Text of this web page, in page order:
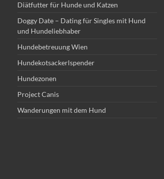
Diätfutter für Hunde und Katzen
Doggy Date – Dating für Singles mit Hund
und Hundeliebhaber
Hundebetreuung Wien
Hundekotsackerlspender
Hundezonen
Project Canis
Wanderungen mit dem Hund